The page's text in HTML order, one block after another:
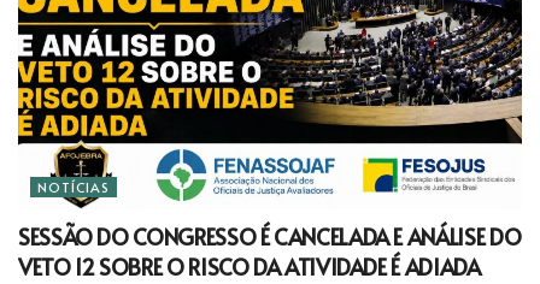
NOTÍCIAS
SESSÃO DO CONGRESSO É CANCELADA E ANÁLISE DO
VETO 12 SOBRE O RISCO DA ATIVIDADE É ADIADA